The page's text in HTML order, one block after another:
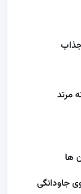
مرتد
جاودانگی